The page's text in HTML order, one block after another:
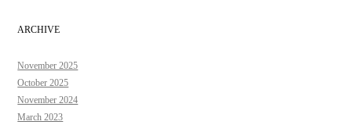
ARCHIVE
November 2025
October 2025
November 2024
March 2023